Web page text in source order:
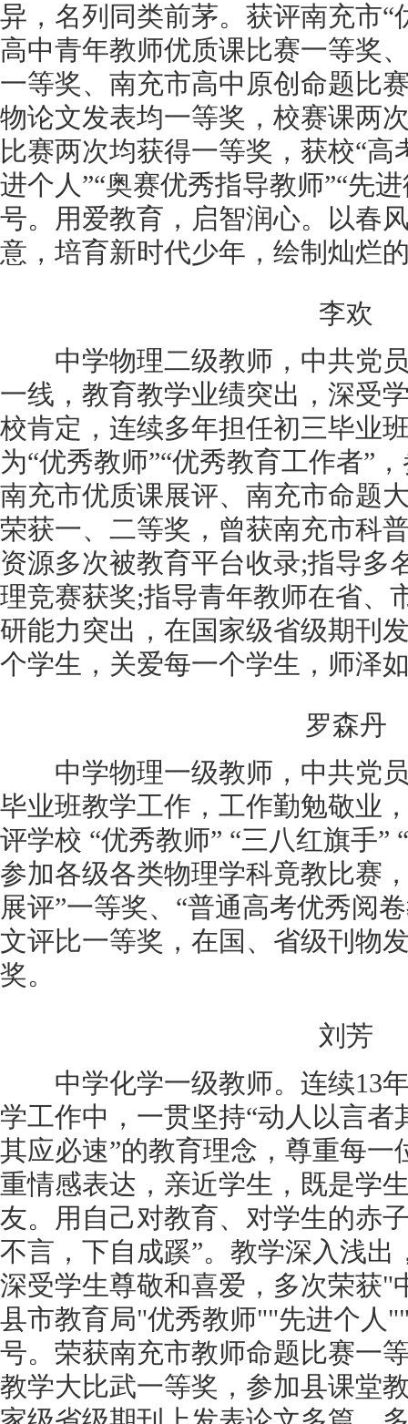
异，名列同类前茅。获评南充市“
高中青年教师优质课比赛一等奖
一等奖、南充市高中原创命题比
物论文发表均一等奖，校赛课两
比赛两次均获得一等奖，获校“高
进个人”“奥赛优秀指导教师”“先
号。用爱教育，启智润心。以春
意，培育新时代少年，绘制灿烂
李欢
中学物理二级教师，中共党员
一线，教育教学业绩突出，深受
校肯定，连续多年担任初三毕业
为“优秀教师”“优秀教育工作者”
南充市优质课展评、南充市命题
荣获一、二等奖，曾获南充市科
资源多次被教育平台收录;指导多
理竞赛获奖;指导青年教师在省、
研能力突出，在国家级省级期刊
个学生，关爱每一个学生，师泽
罗森丹
中学物理一级教师，中共党员
毕业班教学工作，工作勤勉敬业
评学校 “优秀教师” “三八红旗手”
参加各级各类物理学科竟教比赛
展评”一等奖、“普通高考优秀阅
文评比一等奖，在国、省级刊物
奖。
刘芳
中学化学一级教师。连续13年
学工作中，一贯坚持“动人以言
其应必速”的教育理念，尊重每一
重情感表达，亲近学生，既是学
友。用自己对教育、对学生的赤
不言，下自成蹊”。教学深入浅出
深受学生尊敬和喜爱，多次荣获"
县市教育局"优秀教师""先进个人
号。荣获南充市教师命题比赛一
教学大比武一等奖，参加县课堂